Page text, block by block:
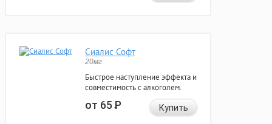
Сиалис Софт
20мг
Быстрое наступление эффекта и
совместимость с алкоголем.
от 65Р Купить